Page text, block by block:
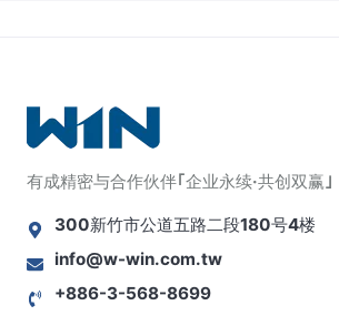
有成精密与合作伙伴｢企业永续·共创双赢｣
300新竹市公道五路二段180号4楼
info@w-win.com.tw
+886-3-568-8699